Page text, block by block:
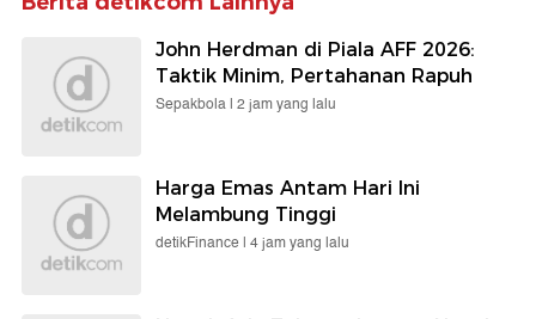
John Herdman di Piala AFF 2026:
Taktik Minim, Pertahanan Rapuh
Sepakbola | 2 jam yang lalu
Harga Emas Antam Hari Ini
Melambung Tinggi
detikFinance | 4 jam yang lalu